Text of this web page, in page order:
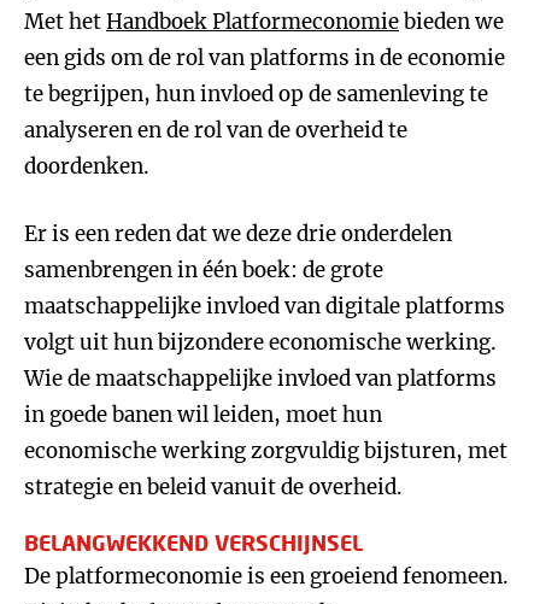
Met hetHandboek Platformeconomiebieden we
een gids om de rol van platforms in de economie
te begrijpen, hun invloed op de samenleving te
analyseren en de rol van de overheid te
doordenken.
Er is een reden dat we deze drie onderdelen
samenbrengen in één boek: de grote
maatschappelijke invloed van digitale platforms
volgt uit hun bijzondere economische werking.
Wie de maatschappelijke invloed van platforms
in goede banen wil leiden, moet hun
economische werking zorgvuldig bijsturen, met
strategie en beleid vanuit de overheid.
BELANGWEKKEND VERSCHIJNSEL
De platformeconomie is een groeiend fenomeen.